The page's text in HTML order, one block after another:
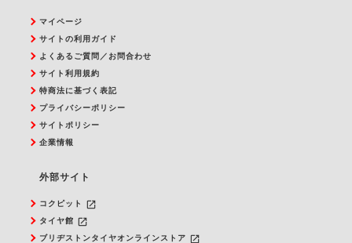
マイページ
サイトの利用ガイド
よくあるご質問／お問合わせ
サイト利用規約
特商法に基づく表記
プライバシーポリシー
サイトポリシー
企業情報
外部サイト
コクピット launch
タイヤ館 launch
ブリヂストンタイヤオンラインストア launch